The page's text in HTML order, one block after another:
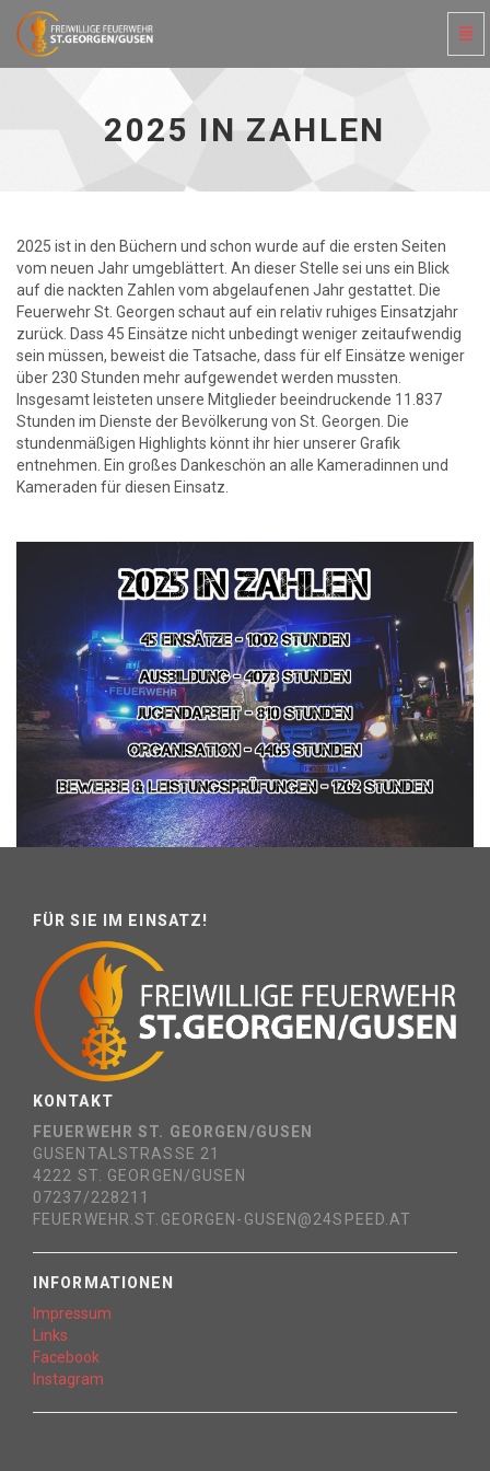
2025
2025 IN ZAHLEN
2025 ist in den Büchern und schon wurde auf die ersten Seiten
vom neuen Jahr umgeblättert. An dieser Stelle sei uns ein Blick
auf die nackten Zahlen vom abgelaufenen Jahr gestattet. Die
Feuerwehr St. Georgen schaut auf ein relativ ruhiges Einsatzjahr
zurück. Dass 45 Einsätze nicht unbedingt weniger zeitaufwendig
sein müssen, beweist die Tatsache, dass für elf Einsätze weniger
über 230 Stunden mehr aufgewendet werden mussten.
Insgesamt leisteten unsere Mitglieder beeindruckende 11.837
Stunden im Dienste der Bevölkerung von St. Georgen. Die
stundenmäßigen Highlights könnt ihr hier unserer Grafik
entnehmen. Ein großes Dankeschön an alle Kameradinnen und
Kameraden für diesen Einsatz.
FÜR SIE IM EINSATZ!
KONTAKT
FEUERWEHR ST. GEORGEN/GUSEN
GUSENTALSTRASSE 21
4222 ST. GEORGEN/GUSEN
07237/228211
FEUERWEHR.ST.GEORGEN-GUSEN@24SPEED.AT
INFORMATIONEN
Impressum
Links
Facebook
Instagram